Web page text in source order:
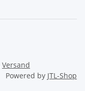
Versand
Powered by JTL-Shop